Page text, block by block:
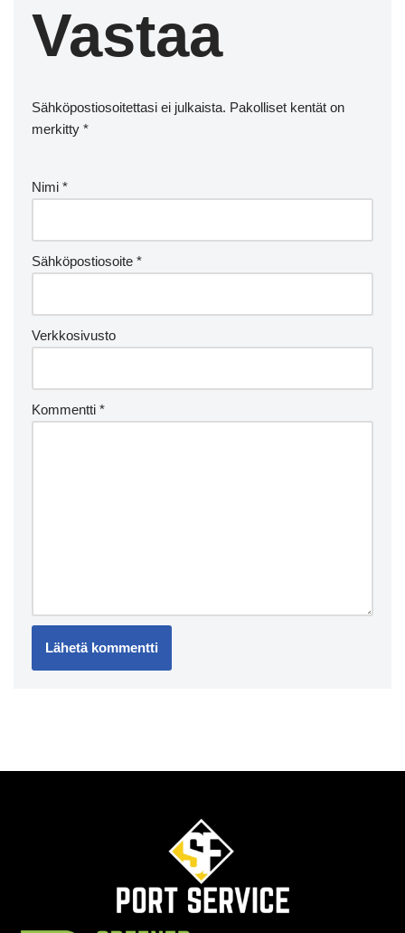
Vastaa
Sähköpostiosoitettasi ei julkaista. Pakolliset kentät on
merkitty *
Nimi *
Sähköpostiosoite *
Verkkosivusto
Kommentti *